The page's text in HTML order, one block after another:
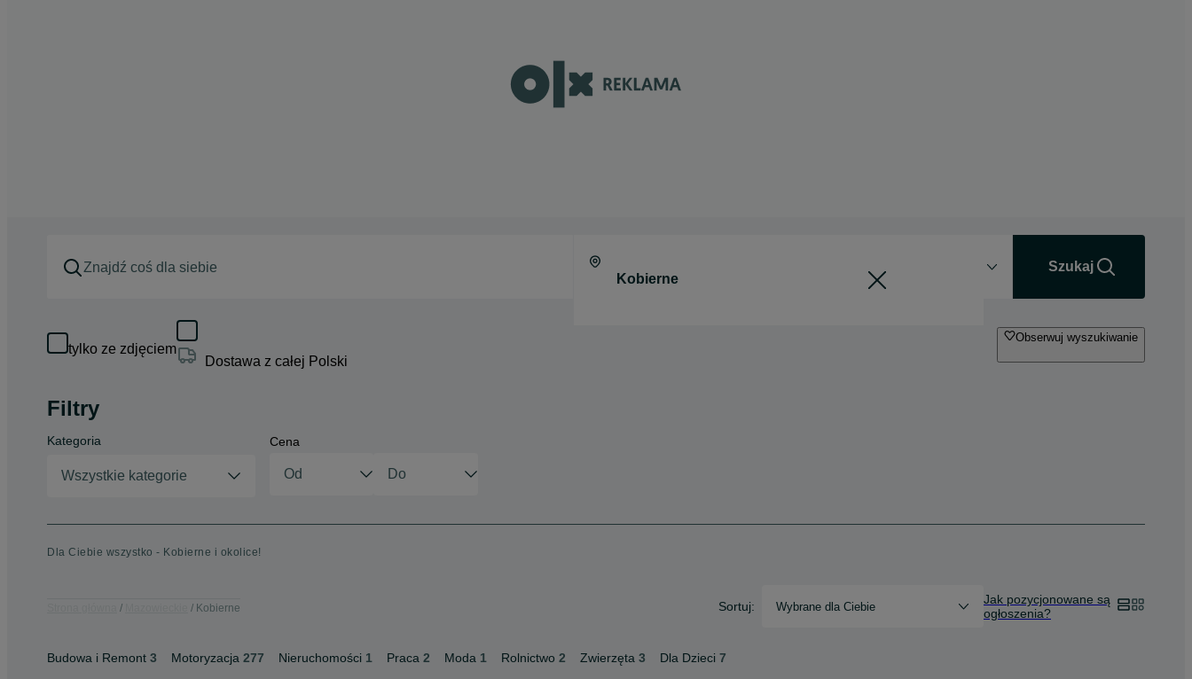
Szukaj
tylko ze zdjęciem
Dostawa z całej Polski
Obserwuj wyszukiwanie
Filtry
Kategoria
Wszystkie kategorie
Cena
Dla Ciebie wszystko - Kobierne i okolice!
Kobierne Sortuj: Wybrane dla Ciebie
Jak pozycjonowane są
ogłoszenia?
Budowa i Remont 3 Motoryzacja 277 Nieruchomości 1 Praca 2 Moda 1 Rolnictwo 2 Zwierzęta 3 Dla Dzieci 7